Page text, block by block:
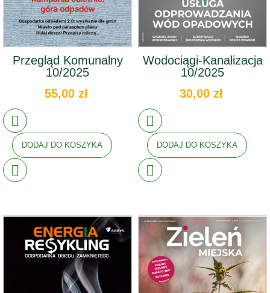
Przegląd Komunalny
10/2025
55,00 zł
DODAJ DO KOSZYKA
Wodociągi-Kanalizacja
10/2025
30,00 zł
DODAJ DO KOSZYKA